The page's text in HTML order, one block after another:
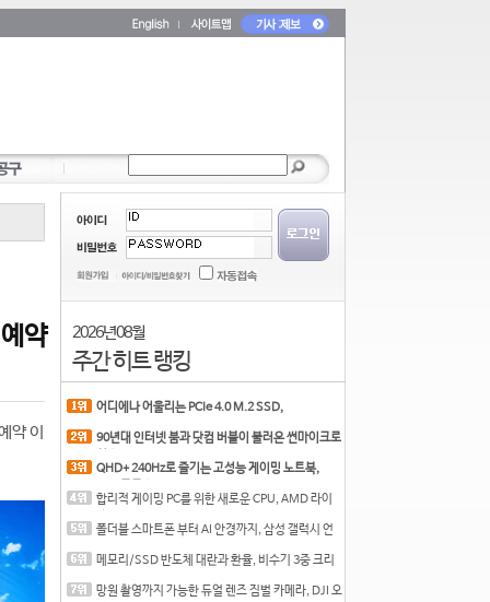
약
약 이
2026년 08월
주간 히트 랭킹
어디에나 어울리는 PCIe 4.0 M.2 SSD,
90년대 인터넷 붐과 닷컴 버블이 불러온 썬마이크로
QHD+ 240Hz로 즐기는 고성능 게이밍 노트북,
합리적 게이밍 PC를 위한 새로운 CPU, AMD 라이
폴더블 스마트폰 부터 AI 안경까지, 삼성 갤럭시 언
메모리/SSD 반도체 대란과 환율, 비수기 3중 크리
망원 촬영까지 가능한 듀얼 렌즈 짐벌 카메라, DJI 오